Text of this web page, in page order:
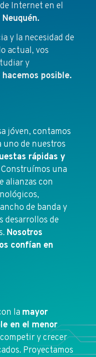
Internet en el
y la necesidad de
actual, vos
y
posible.
jóven, contamos
uno de nuestros
rápidas y
una
alianzas con
de banda y
desarrollos de
Nosotros
confían en
la mayor
en el menor
y crecer
Proyectamos